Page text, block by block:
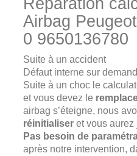
Réparation
Airbag
0 9650136780
Suite à un accident
Défaut interne sur
Suite à un choc le
et vous devez le
airbag s’éteigne, nous
réinitialiseret vous aurez
Pas besoin de
après notre intervention,